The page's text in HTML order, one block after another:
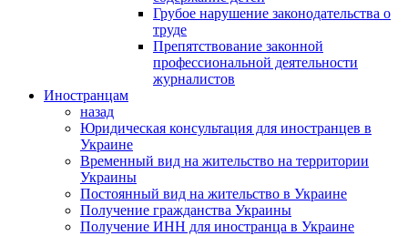
Грубое нарушение законодательства о
труде
Препятствование законной
профессиональной деятельности
журналистов
Иностранцам
назад
Юридическая консультация для иностранцев в
Украине
Временный вид на жительство на территории
Украины
Постоянный вид на жительство в Украине
Получение гражданства Украины
Получение ИНН для иностранца в Украине